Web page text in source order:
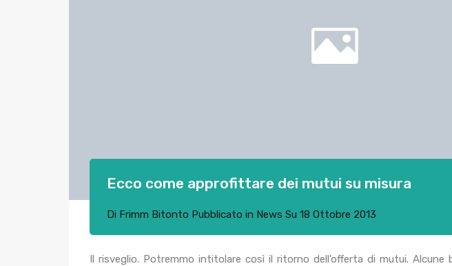
Ecco come approfittare dei mutui su misura
Di Frimm Bitonto Pubblicato in News Su 18 Ottobre 2013
Il risveglio. Potremmo intitolare così il ritorno dell’offerta di mutui. Alcune